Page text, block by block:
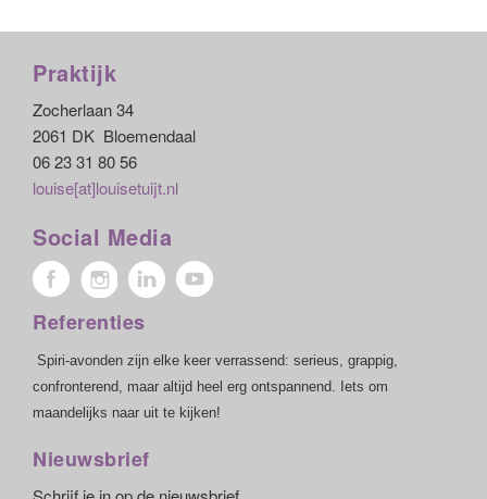
Praktijk
Zocherlaan 34
2061 DK Bloemendaal
06 23 31 80 56
louise[at]louisetuijt.nl
Social Media
Referenties
Spiri-avonden zijn elke keer verrassend: serieus, grappig,
confronterend, maar altijd heel erg ontspannend. Iets om
maandelijks naar uit te kijken!
Nieuwsbrief